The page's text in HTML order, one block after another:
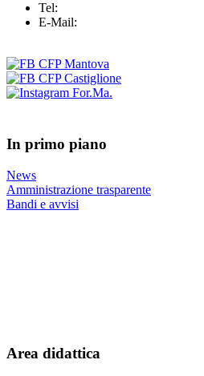
Tel:
E-Mail:
In primo piano
News
Amministrazione trasparente
Bandi e avvisi
Area didattica